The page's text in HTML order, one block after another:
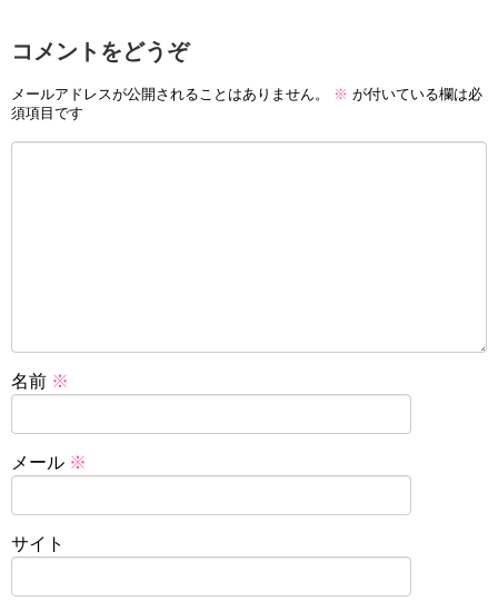
コメントをどうぞ
メールアドレスが公開されることはありません。 ※ が付いている欄は必
須項目です
名前 ※
メール ※
サイト